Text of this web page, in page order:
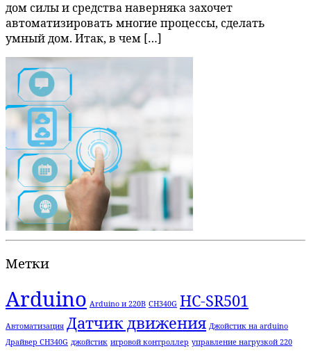
дом силы и средства наверняка захочет
автоматизировать многие процессы, сделать
умный дом. Итак, в чем […]
Метки
Arduino Arduino и 220В CH340G HC-SR501
Автоматизация Датчик движения Джойстик на arduino
Драйвер CH340G джойстик игровой контроллер управление нагрузкой 220